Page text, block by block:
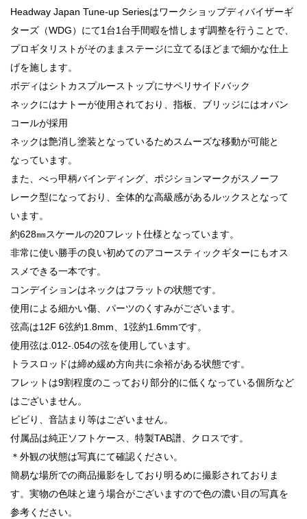
Headway Japan Tune-up Seriesはワークショップディバイザーギ
ターズ（WDG）にて1台1台手間暇を惜しまず調整を行うことで、
プロギタリストがそのままステージに立てるほどまで細かな仕上
げを施します。
ボディはシトカスプルーストップにサペリサイドバック
ネックにはナトーが使用されており、指板、ブリッジにはオバン
コールが採用
ネックは艶消し塗装となっているためスムーズな移動が可能と
なっています。
また、べっ甲柄バインディング、ポジションマークがスノーフ
レーク型になっており、全体的な高級感があるルックスとなって
います。
約628㎜スケールの20フレット仕様となっています。
非常に使い勝手の良い初めてのアコースティックギターにもオス
スメできる一本です。
コンデイションはネックはフラットの状態です。
使用による細かい傷、パーツのくすみがございます。
弦高は12F 6弦約1.8mm、1弦約1.6mmです。
使用弦は.012-.054の弦を使用しています。
トラスロッドは締め緩め方向共に余裕がある状態です。
フレットは9割程度のこっており部分的に低くなっている個所など
はございません。
ビビり、音詰まり等はございません。
付属品は純正ソフトケース、特製TAB譜、クロスです。
＊外観の状態は写真にて確認ください。
簡易な場所での商品撮影をしており明るめに撮影されておりま
す。実物の色味と違う場合がございますので色の濃い目の写真を
参考ください。